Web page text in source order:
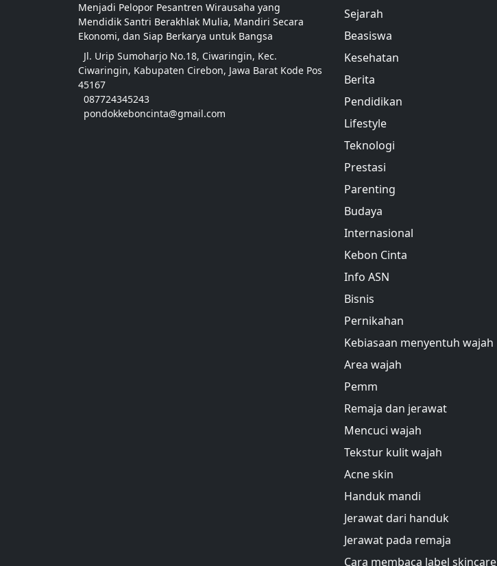
Menjadi Pelopor Pesantren Wirausaha yang
Mendidik Santri Berakhlak Mulia, Mandiri Secara
Ekonomi, dan Siap Berkarya untuk Bangsa
Jl. Urip Sumoharjo No.18, Ciwaringin, Kec.
Ciwaringin, Kabupaten Cirebon, Jawa Barat Kode Pos
45167
087724345243
pondokkeboncinta@gmail.com
Sejarah
Beasiswa
Kesehatan
Berita
Pendidikan
Lifestyle
Teknologi
Prestasi
Parenting
Budaya
Internasional
Kebon Cinta
Info ASN
Bisnis
Pernikahan
Kebiasaan menyentuh wajah
Area wajah
Pemm
Remaja dan jerawat
Mencuci wajah
Tekstur kulit wajah
Acne skin
Handuk mandi
Jerawat dari handuk
Jerawat pada remaja
Cara membaca label skincare